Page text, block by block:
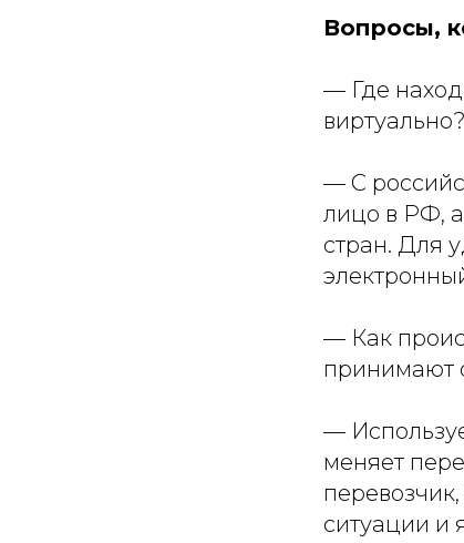
Вопросы,
— Где
виртуально?
— С
лицо в РФ,
стран. Для
— Как
принимают
—
меняет
ситуации и